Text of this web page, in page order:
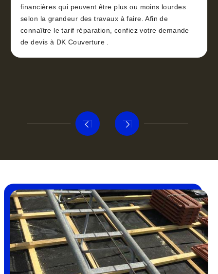
financières qui peuvent être plus ou moins lourdes
selon la grandeur des travaux à faire. Afin de
connaître le tarif réparation, confiez votre demande
de devis à DK Couverture .